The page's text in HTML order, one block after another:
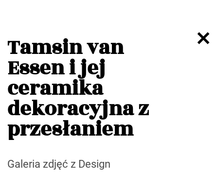
Tamsin van
Essen i jej
ceramika
dekoracyjna z
przesłaniem
Galeria zdjęć z Design